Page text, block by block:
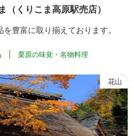
（くりこま高原駅売店）
豊富に取り揃えております。
栗原の味覚・名物料理
花山